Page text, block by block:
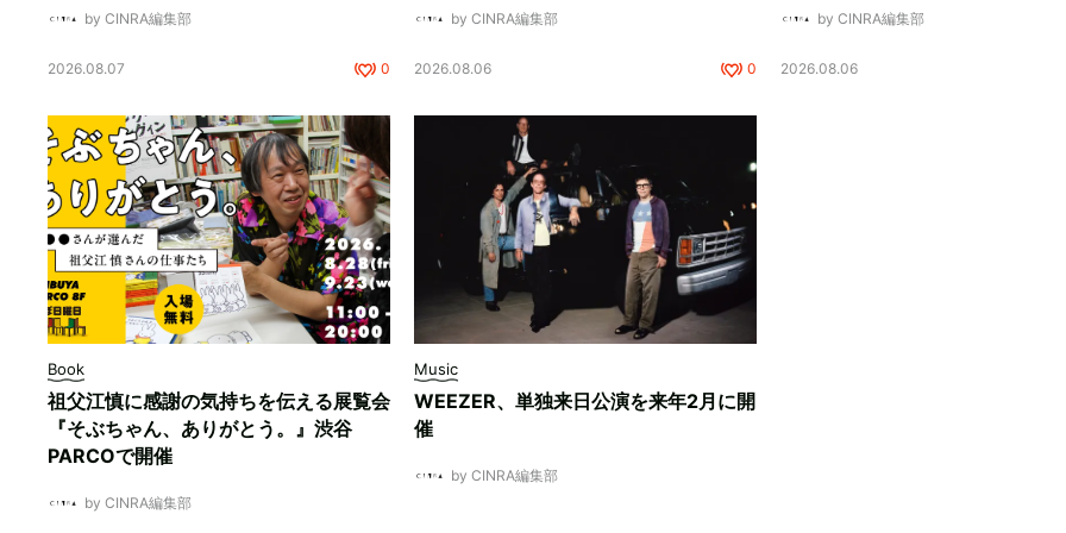
by CINRA編集部
2026.08.07 0
by CINRA編集部
2026.08.06 0
by CINRA編集部
2026.08.06
Book
祖父江慎に感謝の気持ちを伝える展覧会
『そぶちゃん、ありがとう。』渋谷
PARCOで開催
by CINRA編集部
Music
WEEZER、単独来日公演を来年2月に開
催
by CINRA編集部